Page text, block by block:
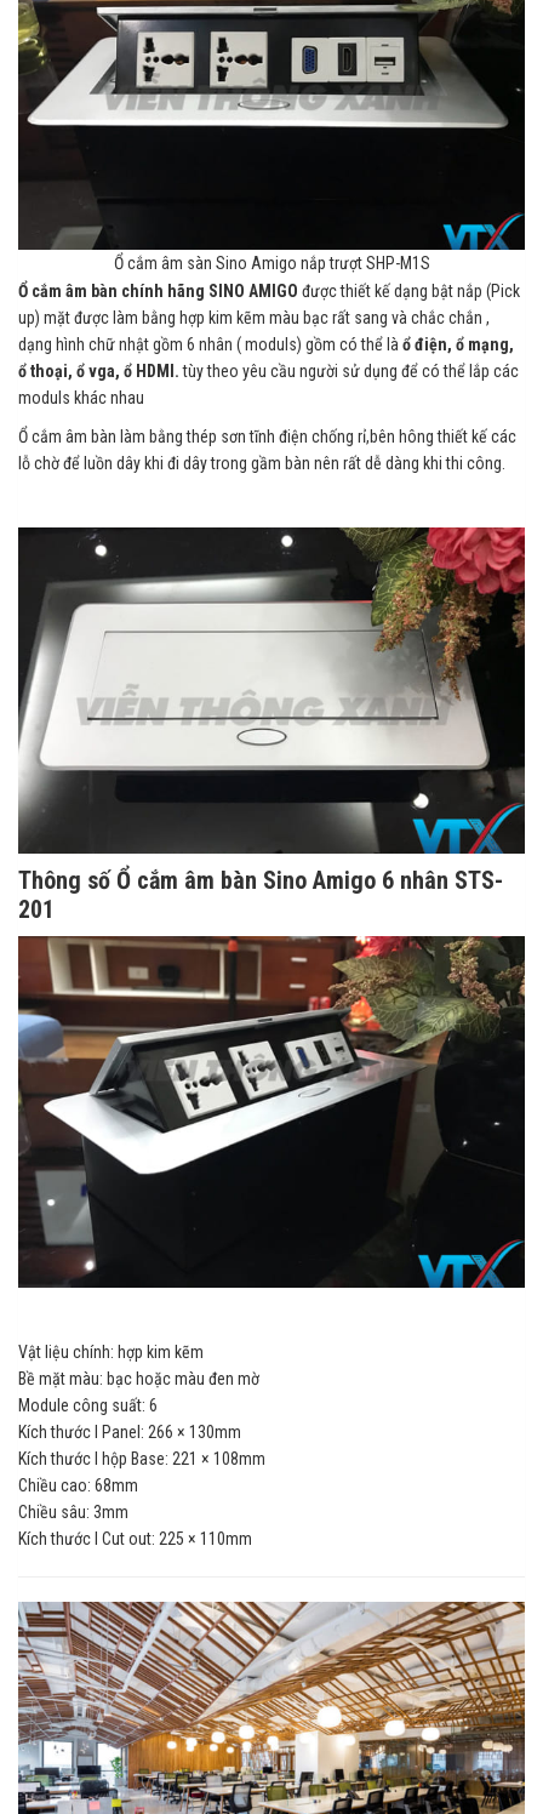
Ổ cắm âm sàn Sino Amigo nắp trượt SHP-M1S
Ổ cắm âm bàn chính hãng SINO AMIGO được thiết kế dạng bật nắp (Pick
up) mặt được làm bằng hợp kim kẽm màu bạc rất sang và chắc chắn ,
dạng hình chữ nhật gồm 6 nhân ( moduls) gồm có thể là ổ điện, ổ mạng,
ổ thoại, ổ vga, ổ HDMI.tùy theo yêu cầu người sử dụng để có thể lắp các
moduls khác nhau
Ổ cắm âm bàn làm bằng thép sơn tĩnh điện chống rỉ,bên hông thiết kế các
lỗ chờ để luồn dây khi đi dây trong gầm bàn nên rất dễ dàng khi thi công.
Thông số Ổ cắm âm bàn Sino Amigo 6 nhân STS-
201
Vật liệu chính: hợp kim kẽm
Bề mặt màu: bạc hoặc màu đen mờ
Module công suất: 6
Kích thước l Panel: 266 × 130mm
Kích thước l hộp Base: 221 × 108mm
Chiều cao: 68mm
Chiều sâu: 3mm
Kích thước l Cut out: 225 × 110mm